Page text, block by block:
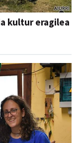
kultur eragilea